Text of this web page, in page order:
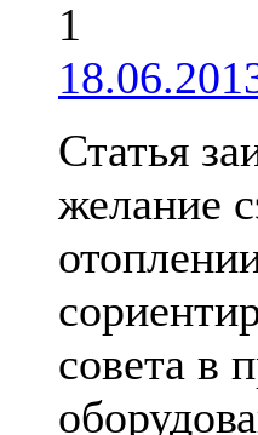
1
Статья
желание
совета в